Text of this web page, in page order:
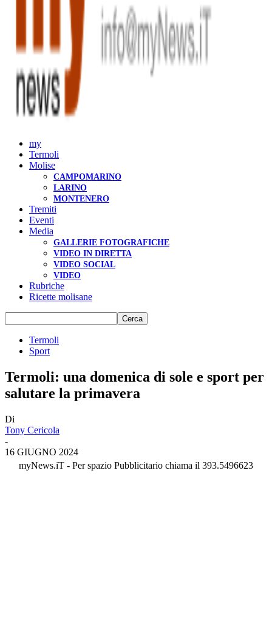
my
Termoli
Molise
CAMPOMARINO
LARINO
MONTENERO
Tremiti
Eventi
Media
GALLERIE FOTOGRAFICHE
VIDEO IN DIRETTA
VIDEO SOCIAL
VIDEO
Rubriche
Ricette molisane
Termoli
Sport
Termoli: una domenica di sole e sport per
salutare la primavera
Di
Tony Cericola
-
16 GIUGNO 2024
myNews.iT - Per spazio Pubblicitario chiama il 393.5496623